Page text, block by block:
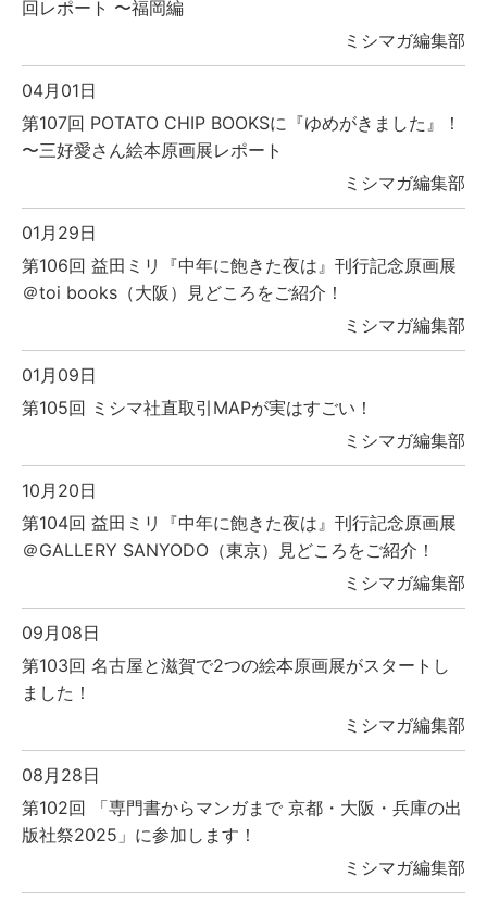
回レポート 〜福岡編
ミシマガ編集部
04月01日
第107回 POTATO CHIP BOOKSに『ゆめがきました』！
〜三好愛さん絵本原画展レポート
ミシマガ編集部
01月29日
第106回 益田ミリ『中年に飽きた夜は』刊行記念原画展
＠toi books（大阪）見どころをご紹介！
ミシマガ編集部
01月09日
第105回 ミシマ社直取引MAPが実はすごい！
ミシマガ編集部
10月20日
第104回 益田ミリ『中年に飽きた夜は』刊行記念原画展
＠GALLERY SANYODO（東京）見どころをご紹介！
ミシマガ編集部
09月08日
第103回 名古屋と滋賀で2つの絵本原画展がスタートし
ました！
ミシマガ編集部
08月28日
第102回 「専門書からマンガまで 京都・大阪・兵庫の出
版社祭2025」に参加します！
ミシマガ編集部